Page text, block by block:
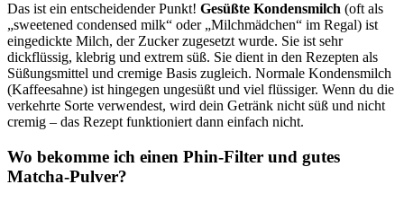
Das ist ein entscheidender Punkt! Gesüßte Kondensmilch (oft als
„sweetened condensed milk“ oder „Milchmädchen“ im Regal) ist
eingedickte Milch, der Zucker zugesetzt wurde. Sie ist sehr
dickflüssig, klebrig und extrem süß. Sie dient in den Rezepten als
Süßungsmittel und cremige Basis zugleich. Normale Kondensmilch
(Kaffeesahne) ist hingegen ungesüßt und viel flüssiger. Wenn du die
verkehrte Sorte verwendest, wird dein Getränk nicht süß und nicht
cremig – das Rezept funktioniert dann einfach nicht.
Wo bekomme ich einen Phin-Filter und gutes
Matcha-Pulver?